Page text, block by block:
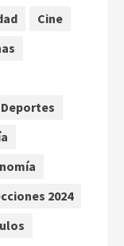
emite
de la
IA arrastra a
Cine
Deportes
2024